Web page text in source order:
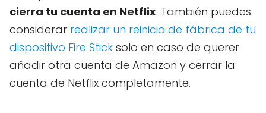
cierra tu cuenta en Netflix. También puedes
considerar realizar un reinicio de fábrica de tu
dispositivo Fire Stick solo en caso de querer
añadir otra cuenta de Amazon y cerrar la
cuenta de Netflix completamente.